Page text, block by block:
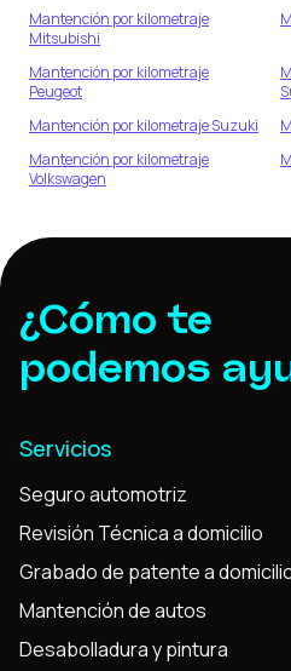
Mantención por kilometraje
Mitsubishi
Mantención por kilometraje
Peugeot
Mantención por kilometrajeSuzuki
Mantención por kilometraje
Volkswagen
¿Cómo te
podemos
Servicios
Seguro automotriz
Revisión Técnica a domicilio
Grabado de patente a
Mantención de autos
Desabolladura y pintura